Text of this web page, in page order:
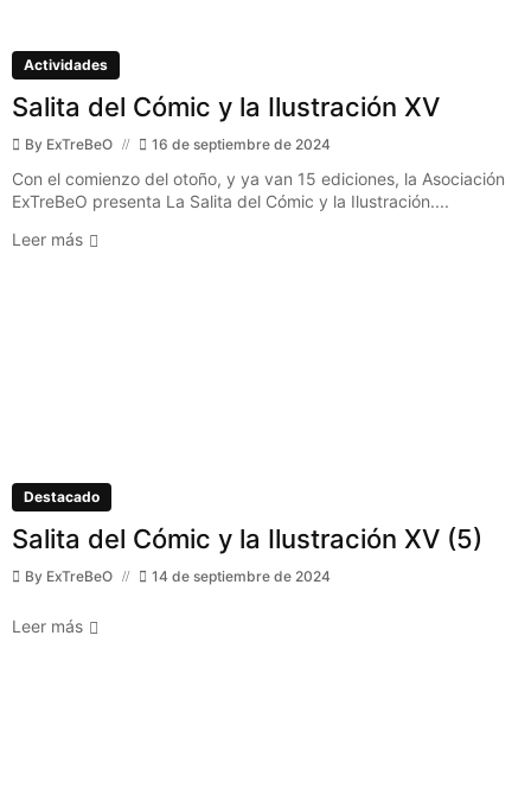
Actividades
Salita del Cómic y la Ilustración XV
By ExTreBeO 16 de septiembre de 2024
Con el comienzo del otoño, y ya van 15 ediciones, la Asociación
ExTreBeO presenta La Salita del Cómic y la Ilustración....
Leer más
Destacado
Salita del Cómic y la Ilustración XV (5)
By ExTreBeO 14 de septiembre de 2024
Leer más